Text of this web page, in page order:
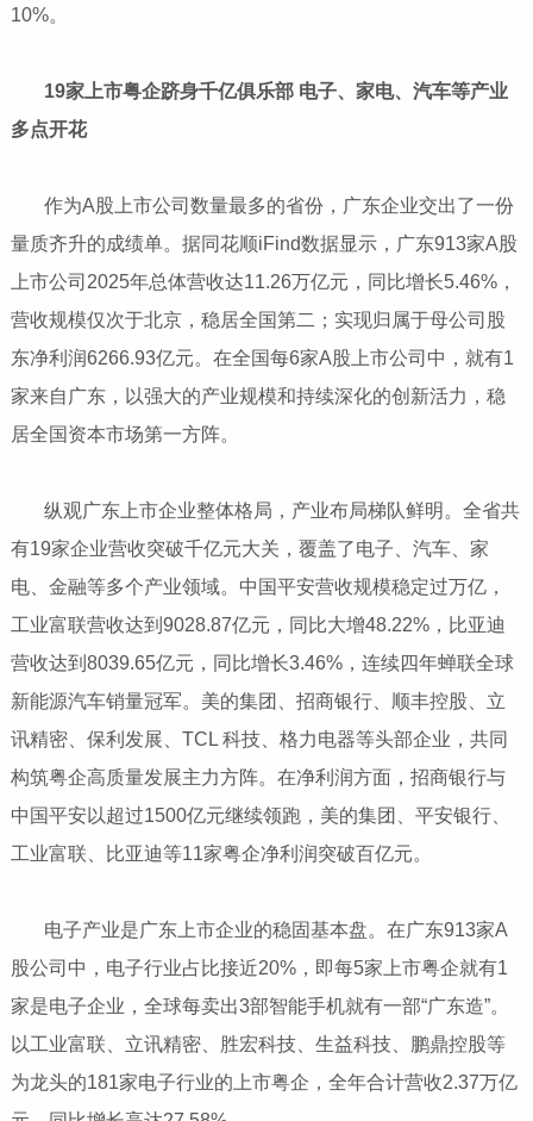
10%。
​​​​​​​ 19家上市粤企跻身千亿俱乐部 电子、家电、汽车等产业
多点开花
​​​​​​​ 作为A股上市公司数量最多的省份，广东企业交出了一份
量质齐升的成绩单。据同花顺iFind数据显示，广东913家A股
上市公司2025年总体营收达11.26万亿元，同比增长5.46%，
营收规模仅次于北京，稳居全国第二；实现归属于母公司股
东净利润6266.93亿元。在全国每6家A股上市公司中，就有1
家来自广东，以强大的产业规模和持续深化的创新活力，稳
居全国资本市场第一方阵。
​​​​​​​ 纵观广东上市企业整体格局，产业布局梯队鲜明。全省共
有19家企业营收突破千亿元大关，覆盖了电子、汽车、家
电、金融等多个产业领域。中国平安营收规模稳定过万亿，
工业富联营收达到9028.87亿元，同比大增48.22%，比亚迪
营收达到8039.65亿元，同比增长3.46%，连续四年蝉联全球
新能源汽车销量冠军。美的集团、招商银行、顺丰控股、立
讯精密、保利发展、TCL 科技、格力电器等头部企业，共同
构筑粤企高质量发展主力方阵。在净利润方面，招商银行与
中国平安以超过1500亿元继续领跑，美的集团、平安银行、
工业富联、比亚迪等11家粤企净利润突破百亿元。
​​​​​​​ 电子产业是广东上市企业的稳固基本盘。在广东913家A
股公司中，电子行业占比接近20%，即每5家上市粤企就有1
家是电子企业，全球每卖出3部智能手机就有一部“广东造”。
以工业富联、立讯精密、胜宏科技、生益科技、鹏鼎控股等
为龙头的181家电子行业的上市粤企，全年合计营收2.37万亿